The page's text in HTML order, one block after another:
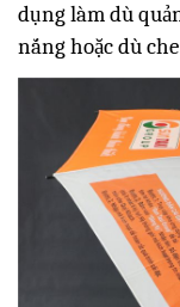
dụng làm dù
nắng hoặc dù